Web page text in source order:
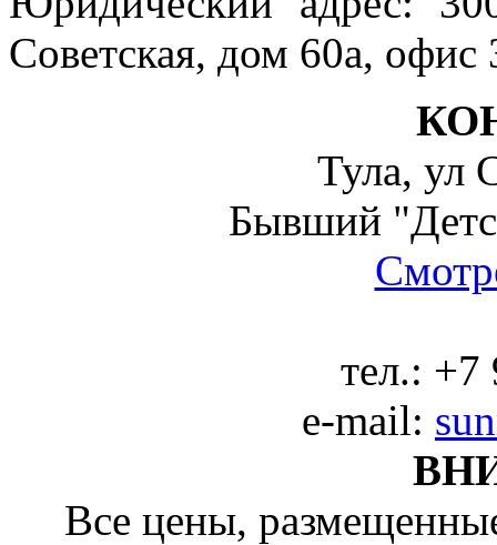
Советская, дом 60а, офис
Тула, ул
Бывший
тел.: +7
e-mail:
Все цены,